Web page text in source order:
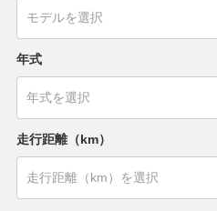
年式
走行距離（km）